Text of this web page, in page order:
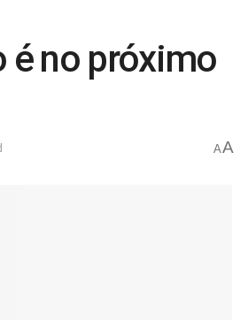
é no próximo
AA